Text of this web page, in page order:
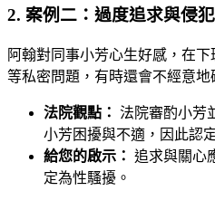
2. 案例二：過度追求與侵
阿翰對同事小芳心生好感，在
等私密問題，有時還會不經意地
法院觀點： 法院審酌小芳
小芳困擾與不適，因此認
給您的啟示： 追求與關心
定為性騷擾。